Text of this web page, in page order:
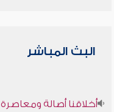
البث المباشر
أخلاقنا أصالة ومعاصرة